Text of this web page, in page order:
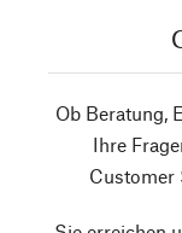
Ob Beratung,
Ihre
Customer